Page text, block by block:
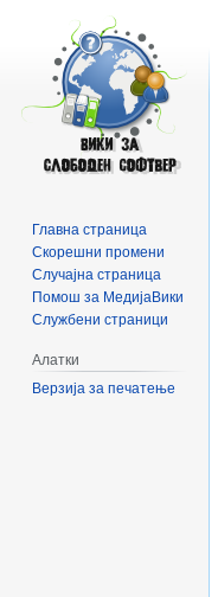
Главна страница
Скорешни промени
Случајна страница
Помош за МедијаВики
Службени страници
Алатки
Верзија за печатење